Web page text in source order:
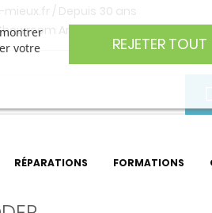
/ Depuis 30 ans
Angers
votre
REJETER TOUT
RÉPARATIONS FORMATIONS